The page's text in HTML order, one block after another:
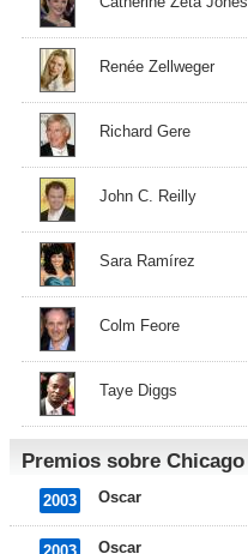
Renée Zellweger
Richard Gere
John C. Reilly
Sara Ramírez
Colm Feore
Taye Diggs
Premios sobre Chicago
2003 Oscar
Oscar